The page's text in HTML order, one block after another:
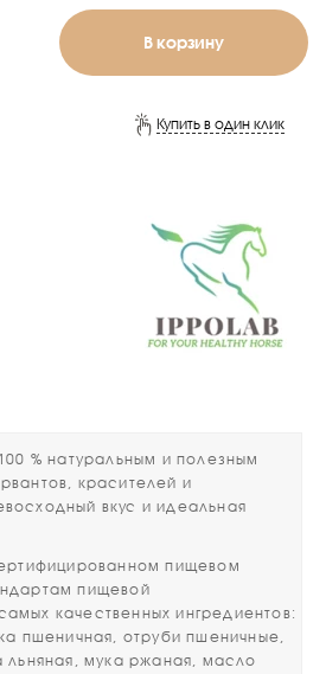
В корзину
Купить в один клик
% натуральным и полезным
красителей и
вкус и идеальная
пищевом
пищевой
качественных ингредиентов:
пшеничная, отруби пшеничные,
льняная, мука ржаная, масло